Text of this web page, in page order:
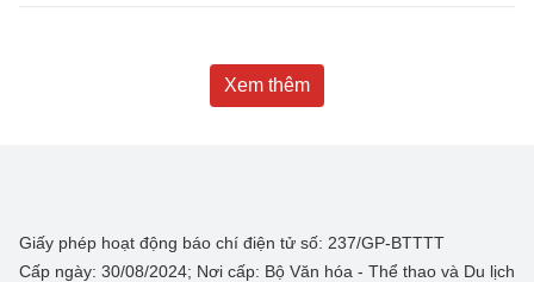
Xem thêm
Giấy phép hoạt động báo chí điện tử số: 237/GP-BTTTT
Cấp ngày: 30/08/2024; Nơi cấp: Bộ Văn hóa - Thể thao và Du lịch